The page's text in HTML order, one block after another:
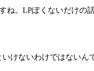
ね。LPぽくないだけの
けないわけではないん